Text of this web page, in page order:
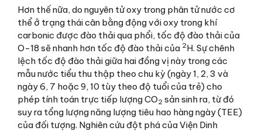
Hơn thế nữa, do nguyên tử oxy trong phân tử nước cơ
thể ở trạng thái cân bằng động với oxy trong khí
carbonic được đào thải qua phổi, tốc độ đào thải của
O-18 sẽ nhanh hơn tốc độ đào thải của 2H. Sự chênh
lệch tốc độ đào thải giữa hai đồng vị này trong các
mẫu nước tiểu thu thập theo chu kỳ (ngày 1, 2, 3 và
ngày 6, 7 hoặc 9, 10 tùy theo độ tuổi của trẻ) cho
phép tính toán trực tiếp lượng CO2 sản sinh ra, từ đó
suy ra tổng lượng năng lượng tiêu hao hàng ngày (TEE)
của đối tượng. Nghiên cứu đột phá của Viện Dinh